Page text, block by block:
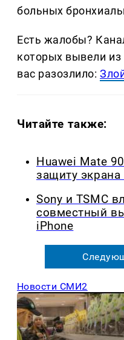
больных
Есть жалобы?
которых вывели
вас разозлило:
Читайте также:
Huawei Mate
защиту экрана
Sony и TSMC
совместный
iPhone
Новости СМИ2